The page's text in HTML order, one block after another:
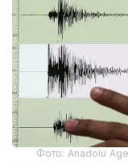
Фото: Anadolu